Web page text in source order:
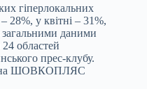
гіперлокальних
28%, у квітні – 31%,
даними
областей
прес-клубу.
ШОВКОПЛЯС